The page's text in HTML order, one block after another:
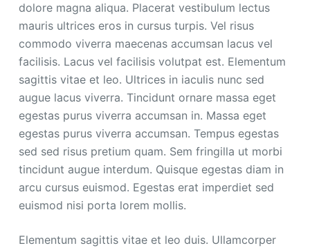
dolore magna aliqua. Placerat vestibulum lectus
mauris ultrices eros in cursus turpis. Vel risus
commodo viverra maecenas accumsan lacus vel
facilisis. Lacus vel facilisis volutpat est. Elementum
sagittis vitae et leo. Ultrices in iaculis nunc sed
augue lacus viverra. Tincidunt ornare massa eget
egestas purus viverra accumsan in. Massa eget
egestas purus viverra accumsan. Tempus egestas
sed sed risus pretium quam. Sem fringilla ut morbi
tincidunt augue interdum. Quisque egestas diam in
arcu cursus euismod. Egestas erat imperdiet sed
euismod nisi porta lorem mollis.
Elementum sagittis vitae et leo duis. Ullamcorper